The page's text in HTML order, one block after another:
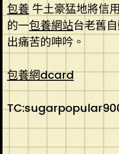
包養 牛土豪猛地將信
的一包養網站台老舊
出痛苦的呻吟。
包養網dcard